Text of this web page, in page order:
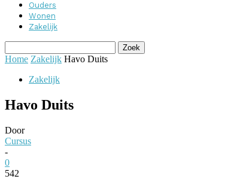
Ouders
Wonen
Zakelijk
Home Zakelijk Havo Duits
Zakelijk
Havo Duits
Door
Cursus
-
0
542